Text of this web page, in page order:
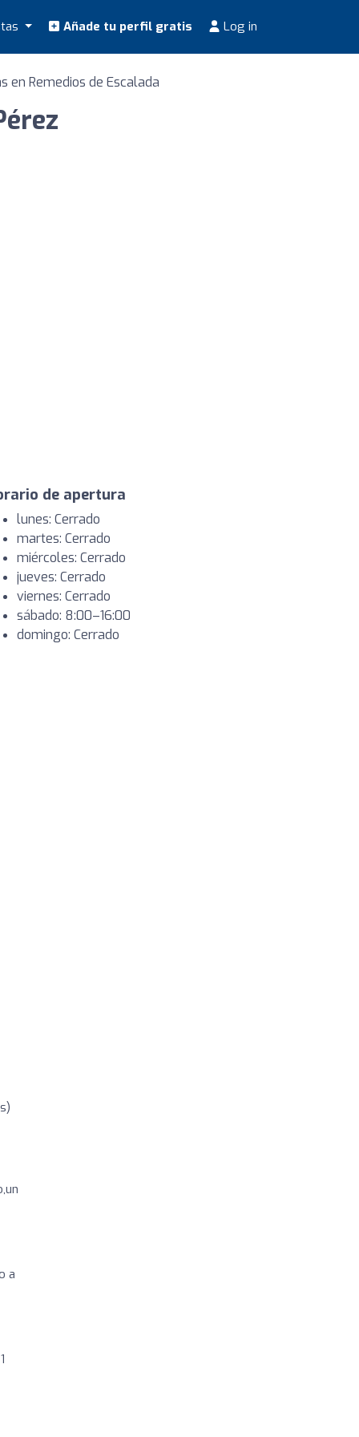
Añade tu perfil gratis Log in
en Remedios de Escalada
de apertura
lunes: Cerrado
martes: Cerrado
miércoles: Cerrado
jueves: Cerrado
viernes: Cerrado
sábado: 8:00–16:00
domingo: Cerrado
a